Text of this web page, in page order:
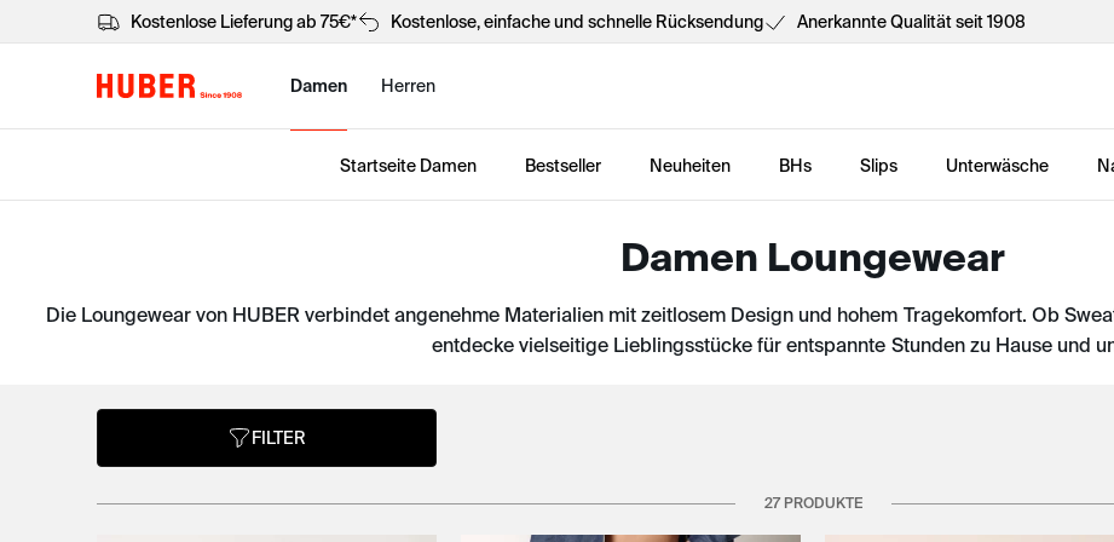
Kostenlose Lieferung ab 75€* Kostenlose, einfache und schnelle Rücksendung Anerkannte Qualität seit 1908
Damen Herren
Startseite Damen Bestseller Neuheiten BHs Slips Unterwäsche
Damen Loungewear
Die Loungewear von HUBER verbindet angenehme Materialien mit zeitlosem Design und hohem Tragekomfort. Ob
entdecke vielseitige Lieblingsstücke für entspannte Stunden zu Hause und
FILTER
27 PRODUKTE